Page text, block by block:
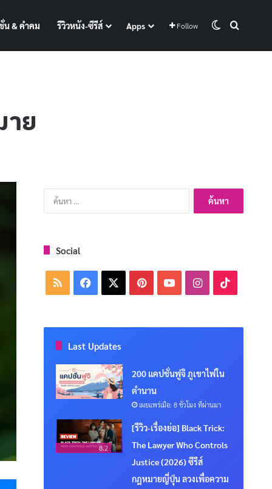
น & คำคม รีวิวหนัง-ซีรีส์ Apps Follow Switch skin
าย
Messenger
ค้นหา
สำหรับ:
Social
RSS Facebook PinterestYouTubeInstagram
Last Updates
200 แคปชั่นฟูจิ ภูเขาไฟใน
ตำนาน
เผยแพร่เมื่อ: 8 ชั่วโมง ที่ผ่านมา
8.2
[รีวิว-เรื่องย่อ] Black Trick:
The Lawyer Who Controls
Justice (2026) ซีรีส์
กฎหมายญี่ปุ่น ลวงเพื่อความ